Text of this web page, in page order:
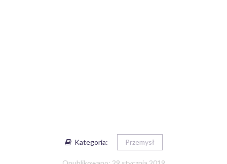
Kategoria: Przemysł